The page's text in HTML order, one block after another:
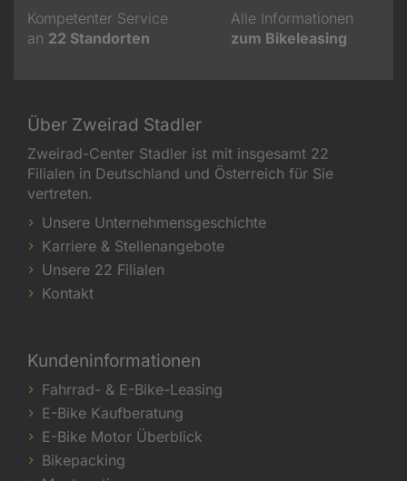
Kompetenter Service
an 22 Standorten
Alle Informationen
zum Bikeleasing
Über Zweirad Stadler
Zweirad-Center Stadler ist mit insgesamt 22
Filialen in Deutschland und Österreich für Sie
vertreten.
Unsere Unternehmensgeschichte
Karriere & Stellenangebote
Unsere 22 Filialen
Kontakt
Kundeninformationen
Fahrrad- & E-Bike-Leasing
E-Bike Kaufberatung
E-Bike Motor Überblick
Bikepacking